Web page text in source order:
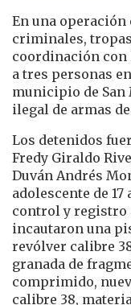
En una
criminales,
coordinación
a tres personas
municipio de San
ilegal de armas
Los detenidos
Fredy Giraldo
Duván Andrés
adolescente de
control y registro
incautaron una
revólver calibre
granada de
comprimido,
calibre 38,